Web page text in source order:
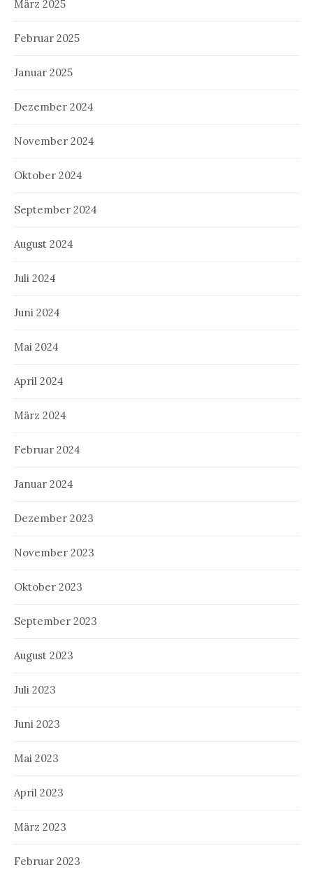
März 2025
Februar 2025
Januar 2025
Dezember 2024
November 2024
Oktober 2024
September 2024
August 2024
Juli 2024
Juni 2024
Mai 2024
April 2024
März 2024
Februar 2024
Januar 2024
Dezember 2023
November 2023
Oktober 2023
September 2023
August 2023
Juli 2023
Juni 2023
Mai 2023
April 2023
März 2023
Februar 2023